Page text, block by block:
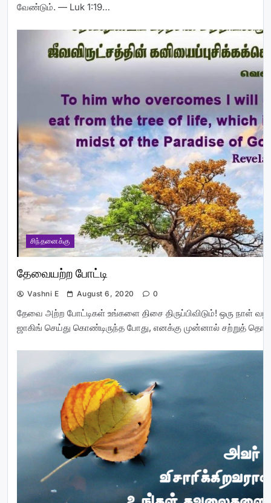
வேண்டும். — Luk 1:19…
சிந்தனைக்கு
தேவையற்ற போட்டி
Vashni E August 6, 2020 0
தேவை அற்ற போட்டிகள் உங்களை திசை திருப்பிவிடும்! ஒரு நாள்
ஜாகிங் செய்து கொண்டிருந்த போது, எனக்கு முன்னால் சற்றுத்